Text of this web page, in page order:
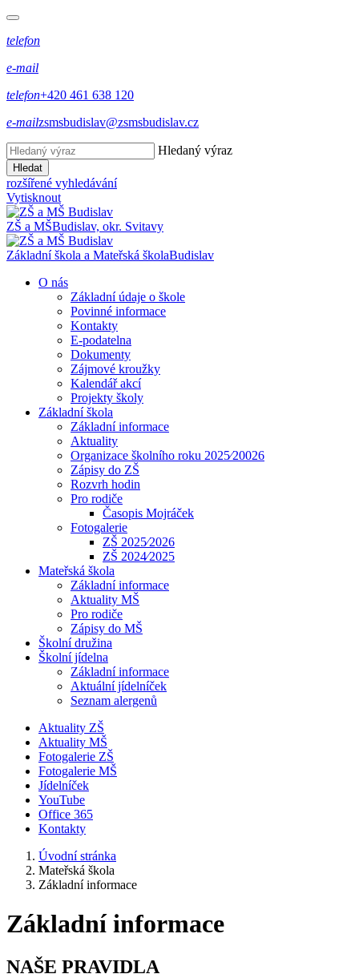
telefon
e-mail
telefon+420 461 638 120
e-mailzsmsbudislav@zsmsbudislav.cz
Hledaný výraz
Hledat
rozšířené vyhledávání
Vytisknout
ZŠ a MŠBudislav, okr. Svitavy
Základní škola a Mateřská školaBudislav
O nás
Základní údaje o škole
Povinné informace
Kontakty
E-podatelna
Dokumenty
Zájmové kroužky
Kalendář akcí
Projekty školy
Základní škola
Základní informace
Aktuality
Organizace školního roku 2025⁄20026
Zápisy do ZŠ
Rozvrh hodin
Pro rodiče
Časopis Mojráček
Fotogalerie
ZŠ 2025⁄2026
ZŠ 2024⁄2025
Mateřská škola
Základní informace
Aktuality MŠ
Pro rodiče
Zápisy do MŠ
Školní družina
Školní jídelna
Základní informace
Aktuální jídelníček
Seznam alergenů
Aktuality ZŠ
Aktuality MŠ
Fotogalerie ZŠ
Fotogalerie MŠ
Jídelníček
YouTube
Office 365
Kontakty
Úvodní stránka
Mateřská škola
Základní informace
Základní informace
NAŠE PRAVIDLA